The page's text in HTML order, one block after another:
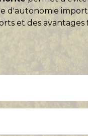
d'autonomie
et des